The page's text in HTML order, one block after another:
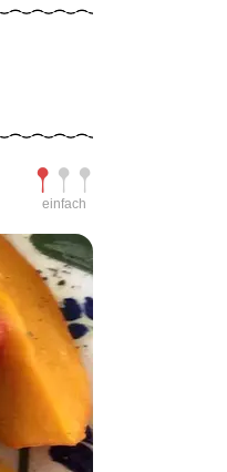
Schwierigkeit
einfach